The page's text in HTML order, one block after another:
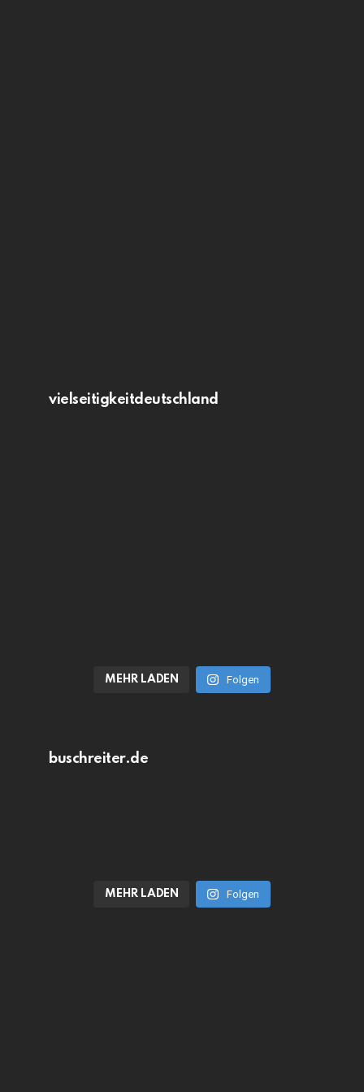
vielseitigkeitdeutschland
MEHR LADEN Folgen
buschreiter.de
MEHR LADEN Folgen